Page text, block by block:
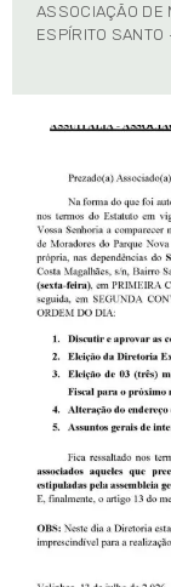
ASSOCIAÇÃO DE
ESPÍRITO SANTO